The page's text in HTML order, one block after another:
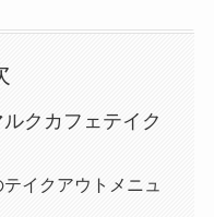
ルクカフェテイク
イクアウトメニュ